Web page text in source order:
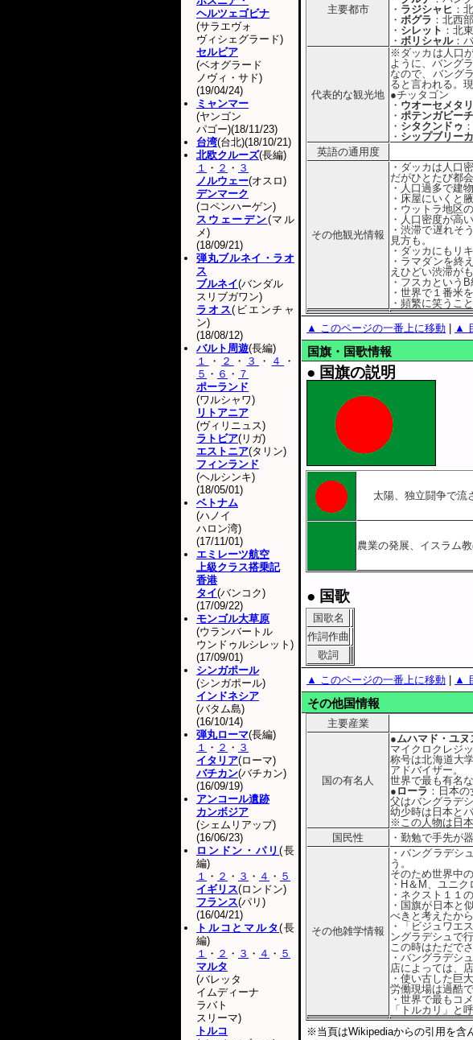
主要都市
・ ラジシャヒ ：
・ ボグラ ：北西
・ シレット ：北
・ ボリシャル：
代表的な観光地
※ダッカは人口
ように、バング
なので、バング
ると言われる。
●チッタゴン
・ ウオーセメタ
・ ポテンガビーチ
・ シタクンドゥ
・ シップブリー
英語の通用度
その他観光情報
・ダッカは人口
だがひとたび都
・人口過多で建
・床屋にいくと
・ウットラ地区
・人口密度が高
・渋滞で遅れそ
見方も。
・ダッカにもリ
・ラマダンを終
えひどい渋滞が
・フスカという
・世界で１番米
・頻繁に笑うこ
▲ このページの一番上に移動 ▲
国旗・国歌情報
● 国旗の説明
太陽、独立闘争で流
農業の発展、イスラム
● 国歌
国歌名
作詞作曲
歌詞
▲ このページの一番上に移動 ▲
その他国情報
主要産業
国の有名人
●ムハマド・ユヌ
マイクロクレジ
称号は北海道大
アドバイザー。
世界で最も有名
●ローラ ：日本
父はバングラデ
幼少時は日本と
※この人物は日
国民性
・勤勉で手先が
その他雑学情報
・バングラデシ
う。
そのため世界中
・H＆M、ユニ
・ネクスト１１
・国旗が日本と
べきと考えたから
・「ビジュワエ
ングラデシュで行
この時はただで
・バングラデシ
店によっては、
・使い古した巨
労働現場は過酷
・世界で最もコ
「トルカリ」と
※当頁はWikipediaからの引用を含
ヘルツェゴビナ
(サラエヴォ
ヴィシェグラード)
セルビア
(ベオグラード
ノヴィ・サド)
(19/04/24)
ミャンマー
(ヤンゴン
パゴー)(18/11/23)
台湾(台北)(18/10/21)
北欧クルーズ(長編)
１ ・ ２ ・ ３
ノルウェー(オスロ)
デンマーク
(コペンハーゲン)
スウェーデン(マル
メ)
(18/09/21)
弾丸ブルネイ・ラオ
ス
ブルネイ(バンダル
スリブガワン)
ラオス(ビエンチャ
ン)
(18/08/12)
バルト周遊(長編)
１
・ ２ ・ ３ ・ ４
・
５ ・ ６ ・ ７
ポーランド
(ワルシャワ)
リトアニア
(ヴィリニュス)
ラトビア(リガ)
エストニア(タリン)
フィンランド
(ヘルシンキ)
(18/05/01)
ベトナム
(ハノイ
ハロン湾)
(17/11/01)
エミレーツ航空
上級クラス搭乗記
香港
タイ(バンコク)
(17/09/22)
モンゴル大草原
(ウランバートル
ウンドゥルシレット)
(17/09/01)
シンガポール
(シンガポール)
インドネシア
(バタム島)
(16/10/14)
弾丸ローマ(長編)
１ ・ ２ ・ ３
イタリア(ローマ)
バチカン(バチカン)
(16/09/19)
アンコール遺跡
カンボジア
(シェムリアップ)
(16/06/23)
ロンドン・パリ(長
編)
１ ・ ２ ・ ３ ・ ４ ・ ５
イギリス(ロンドン)
フランス(パリ)
(16/04/21)
トルコとマルタ(長
編)
１ ・ ２ ・ ３ ・ ４ ・ ５
マルタ
(バレッタ
イムディーナ
ラバト
スリーマ)
トルコ